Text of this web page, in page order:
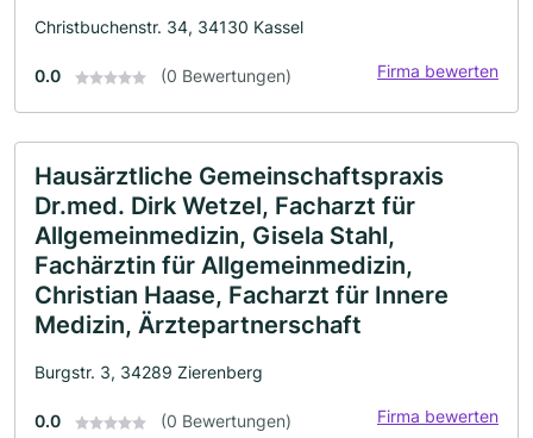
Christbuchenstr. 34, 34130 Kassel
0.0 (0 Bewertungen) Firma bewerten
Hausärztliche Gemeinschaftspraxis
Dr.med. Dirk Wetzel, Facharzt für
Allgemeinmedizin, Gisela Stahl,
Fachärztin für Allgemeinmedizin,
Christian Haase, Facharzt für Innere
Medizin, Ärztepartnerschaft
Burgstr. 3, 34289 Zierenberg
0.0 (0 Bewertungen) Firma bewerten